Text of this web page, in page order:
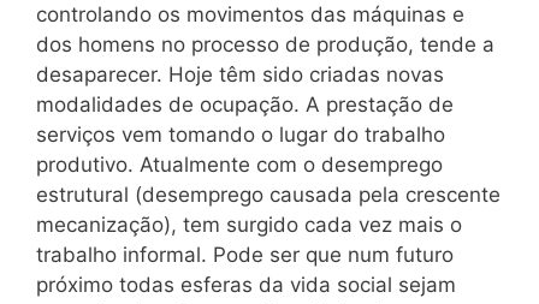
controlando os movimentos das máquinas e
dos homens no processo de produção, tende a
desaparecer. Hoje têm sido criadas novas
modalidades de ocupação. A prestação de
serviços vem tomando o lugar do trabalho
produtivo. Atualmente com o desemprego
estrutural (desemprego causada pela crescente
mecanização), tem surgido cada vez mais o
trabalho informal. Pode ser que num futuro
próximo todas esferas da vida social sejam